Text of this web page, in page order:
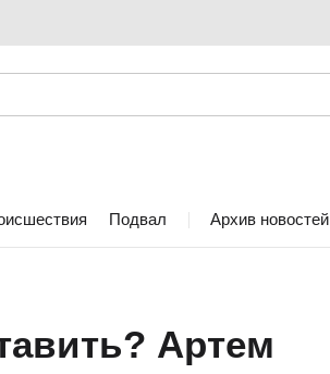
Подвал Архив новостей
Артем